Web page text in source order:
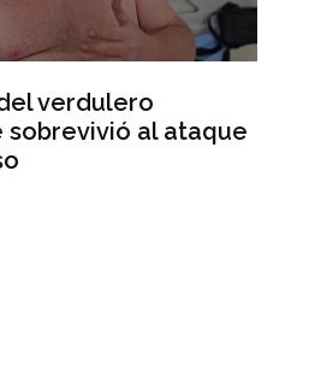
verdulero
sobrevivió al ataque